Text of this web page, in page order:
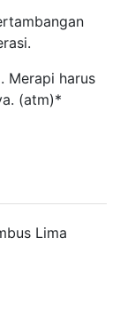
Merapi harus
(atm)*